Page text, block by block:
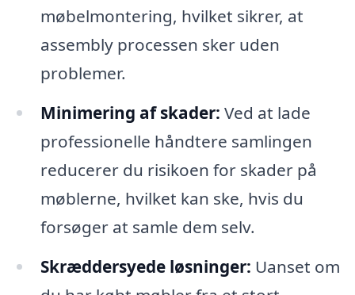
møbelmontering, hvilket sikrer, at
assembly processen sker uden
problemer.
Minimering af skader: Ved at lade
professionelle håndtere samlingen
reducerer du risikoen for skader på
møblerne, hvilket kan ske, hvis du
forsøger at samle dem selv.
Skræddersyede løsninger: Uanset om